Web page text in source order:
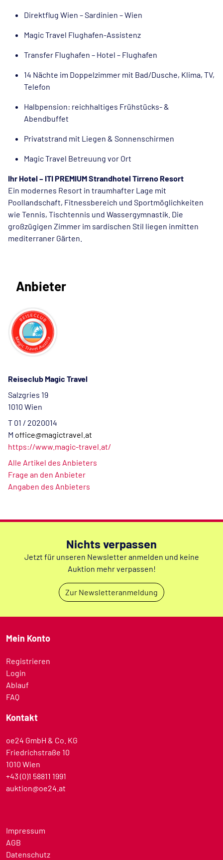
Direktflug Wien – Sardinien – Wien
Magic Travel Flughafen-Assistenz
Transfer Flughafen – Hotel – Flughafen
14 Nächte im Doppelzimmer mit Bad/Dusche, Klima, TV,
Telefon
Halbpension: reichhaltiges Frühstücks- &
Abendbuffet
Privatstrand mit Liegen & Sonnenschirmen
Magic Travel Betreuung vor Ort
Ihr Hotel – ITI PREMIUM Strandhotel Tirreno Resort
Ein modernes Resort in traumhafter Lage mit
Poollandschaft, Fitnessbereich und Sportmöglichkeiten
wie Tennis, Tischtennis und Wassergymnastik. Die
großzügigen Zimmer im sardischen Stil liegen inmitten
mediterraner Gärten.
Anbieter
Reiseclub Magic Travel
Salzgries 19
1010 Wien
T 01 / 2020014
M office@magictravel.at
https://www.magic-travel.at/
Alle Artikel des Anbieters
Frage an den Anbieter
Angaben des Anbieters
Nichts verpassen
Jetzt für unseren Newsletter anmelden und keine
Auktion mehr verpassen!
Zur Newsletteranmeldung
Mein Konto
Registrieren
Login
Ablauf
FAQ
Kontakt
oe24 GmbH & Co. KG
Friedrichstraße 10
1010 Wien
+43 (0)1 58811 1991
auktion@oe24.at
Impressum
AGB
Datenschutz